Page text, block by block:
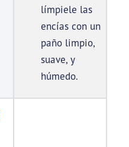
límpiele las
encías con un
paño limpio,
suave, y
húmedo.